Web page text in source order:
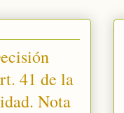
41 de la
Nota